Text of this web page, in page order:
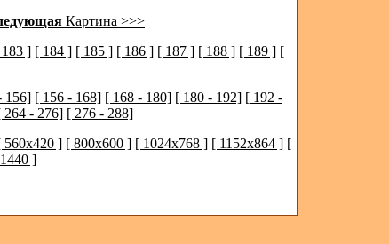
Картина >>>
] [ 184 ] [ 185 ] [ 186 ] [ 187 ] [ 188 ] [ 189 ] [
156] [ 156 - 168] [ 168 - 180] [ 180 - 192] [ 192 -
264 - 276] [ 276 - 288]
560x420 ] [ 800x600 ] [ 1024x768 ] [ 1152x864 ] [
]